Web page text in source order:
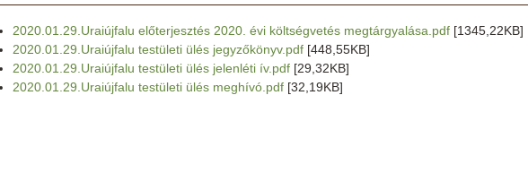
2020.01.29.Uraiújfalu előterjesztés 2020. évi költségvetés megtárgyalása.pdf [1345,22KB]
2020.01.29.Uraiújfalu testületi ülés jegyzőkönyv.pdf [448,55KB]
2020.01.29.Uraiújfalu testületi ülés jelenléti ív.pdf [29,32KB]
2020.01.29.Uraiújfalu testületi ülés meghívó.pdf [32,19KB]